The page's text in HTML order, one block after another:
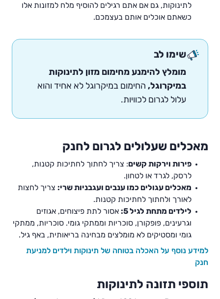
לתינוקות, גם אם אתם רגילים להוסיף מלח למזונות אלו
כשאתם אוכלים אותם בעצמכם.
שימו לב
מומלץ להימנע מחימום מזון לתינוקות
במיקרוגל, החימום במיקרוגל לא אחיד והוא
עלול לגרום לכוויות.
מאכלים שעלולים לגרום לחנק
פירות וירקות קשים: צריך לחתוך לחתיכות קטנות,
לרסק, לגרד או לטחון.
מאכלים עגולים כמו ענבים ועגבניות שרי: צריך לחצות
לאורך ולחתוך לחתיכות קטנות.
לילדים מתחת לגיל 5:
אסור לתת פיצוחים, אגוזים
וגרעינים, פופקורן, סוכריות וממתקי גומי. סוכריות, ממתקי
גומי ומסטיקים לא מומלצים מבחינה בריאותית, באף גיל.
למידע נוסף על האכלה בטוחה של תינוקות וילדים למניעת
חנק
תוספי תזונה לתינוקות